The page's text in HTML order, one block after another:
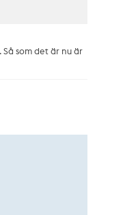
som det är nu är